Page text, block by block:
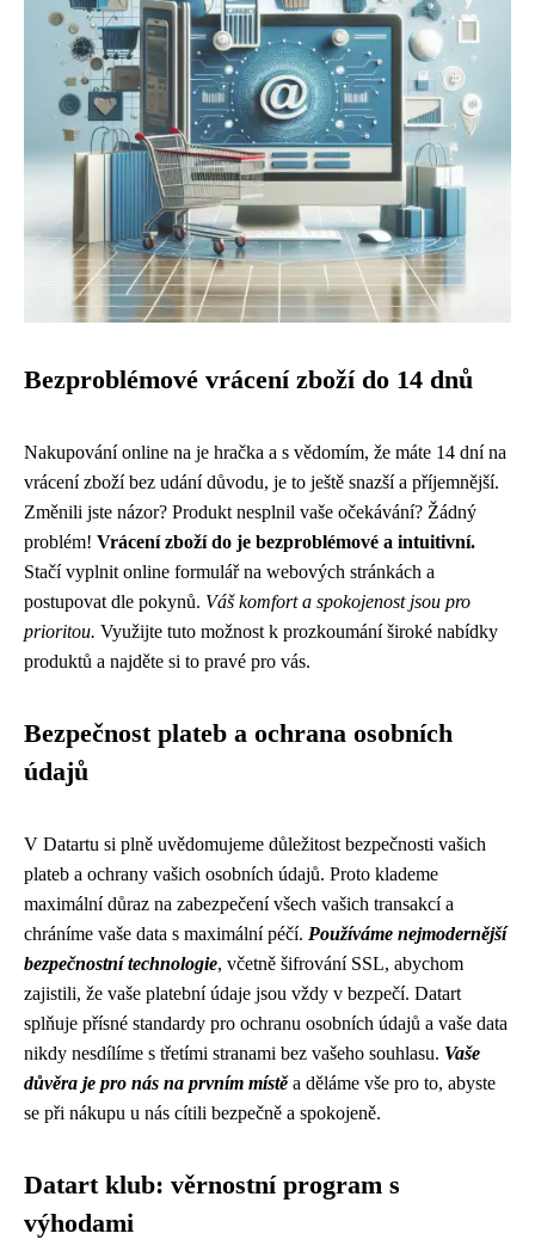
Bezproblémové vrácení zboží do 14 dnů
Nakupování online na je hračka a s vědomím, že máte 14 dní na
vrácení zboží bez udání důvodu, je to ještě snazší a příjemnější.
Změnili jste názor? Produkt nesplnil vaše očekávání? Žádný
problém! Vrácení zboží do je bezproblémové a intuitivní.
Stačí vyplnit online formulář na webových stránkách a
postupovat dle pokynů. Váš komfort a spokojenost jsou pro
prioritou. Využijte tuto možnost k prozkoumání široké nabídky
produktů a najděte si to pravé pro vás.
Bezpečnost plateb a ochrana osobních
údajů
V Datartu si plně uvědomujeme důležitost bezpečnosti vašich
plateb a ochrany vašich osobních údajů. Proto klademe
maximální důraz na zabezpečení všech vašich transakcí a
chráníme vaše data s maximální péčí. Používáme nejmodernější
bezpečnostní technologie, včetně šifrování SSL, abychom
zajistili, že vaše platební údaje jsou vždy v bezpečí. Datart
splňuje přísné standardy pro ochranu osobních údajů a vaše data
nikdy nesdílíme s třetími stranami bez vašeho souhlasu. Vaše
důvěra je pro nás na prvním místěa děláme vše pro to, abyste
se při nákupu u nás cítili bezpečně a spokojeně.
Datart klub: věrnostní program s
výhodami